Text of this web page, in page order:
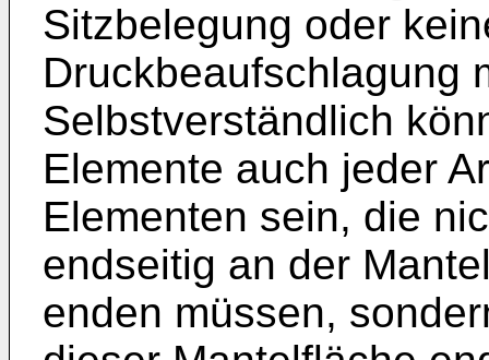
Sitzbelegung oder
Druckbeaufschlagung
Selbstverständlich
Elemente auch jeder
Elementen sein, die
endseitig an der
enden müssen,